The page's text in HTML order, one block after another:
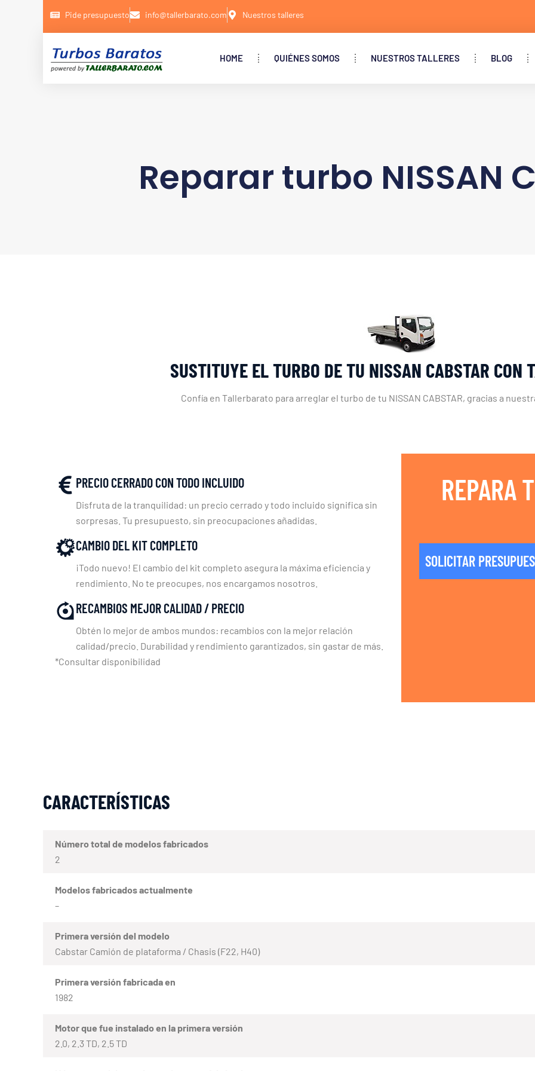
Pide presupuesto info@tallerbarato.com Nuestros talleres
HOME QUIÉNES SOMOS NUESTROS TALLERES BLOG
Reparar turbo NISSAN
SUSTITUYE EL TURBO DE TU NISSAN CABSTAR CON
Confía en Tallerbarato para arreglar el turbo de tu NISSAN CABSTAR, gracias a
PRECIO CERRADO CON TODO INCLUIDO
Disfruta de la tranquilidad: un precio cerrado y todo incluido significa sin
sorpresas. Tu presupuesto, sin preocupaciones añadidas.
CAMBIO DEL KIT COMPLETO
¡Todo nuevo! El cambio del kit completo asegura la máxima eficiencia y
rendimiento. No te preocupes, nos encargamos nosotros.
RECAMBIOS MEJOR CALIDAD / PRECIO
Obtén lo mejor de ambos mundos: recambios con la mejor relación
calidad/precio. Durabilidad y rendimiento garantizados, sin gastar de más.
*Consultar disponibilidad
REPARA
SOLICITAR
CARACTERÍSTICAS
Número total de modelos fabricados
2
Modelos fabricados actualmente
–
Primera versión del modelo
Cabstar Camión de plataforma / Chasis (F22, H40)
Primera versión fabricada en
1982
Motor que fue instalado en la primera versión
2.0, 2.3 TD, 2.5 TD